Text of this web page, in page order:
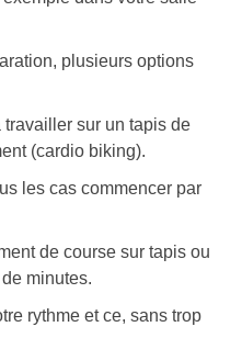
plusieurs options
sur un tapis de
(cardio biking).
les cas commencer par
de course sur tapis ou
minutes.
rythme et ce, sans trop